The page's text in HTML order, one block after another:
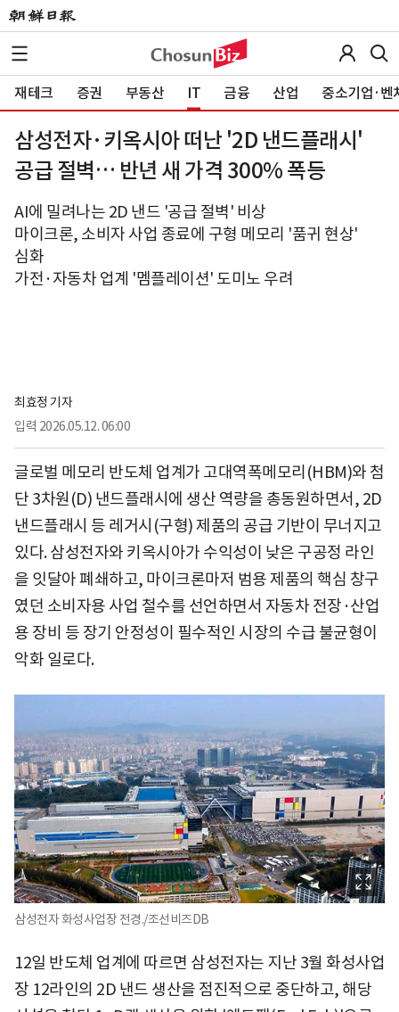
재테크 증권 부동산 IT 금융 산업 중소기업·벤
삼성전자·키옥시아 떠난 '2D 낸드플래시'
공급 절벽… 반년 새 가격 300% 폭등
AI에 밀려나는 2D 낸드 '공급 절벽' 비상
마이크론, 소비자 사업 종료에 구형 메모리 '품귀 현상'
심화
가전·자동차 업계 '멤플레이션' 도미노 우려
최효정 기자
입력 2026.05.12. 06:00
글로벌 메모리 반도체 업계가 고대역폭메모리(HBM)와 첨
단 3차원(D) 낸드플래시에 생산 역량을 총동원하면서, 2D
낸드플래시 등 레거시(구형) 제품의 공급 기반이 무너지고
있다. 삼성전자와 키옥시아가 수익성이 낮은 구공정 라인
을 잇달아 폐쇄하고, 마이크론마저 범용 제품의 핵심 창구
였던 소비자용 사업 철수를 선언하면서 자동차 전장·산업
용 장비 등 장기 안정성이 필수적인 시장의 수급 불균형이
악화 일로다.
삼성전자 화성사업장 전경./조선비즈DB
12일 반도체 업계에 따르면 삼성전자는 지난 3월 화성사업
장 12라인의 2D 낸드 생산을 점진적으로 중단하고, 해당